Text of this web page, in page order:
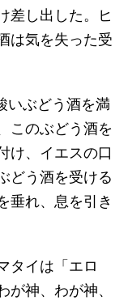
差し出した。ヒ
は気を失った受
いぶどう酒を満
このぶどう酒を
け、イエスの口
どう酒を受ける
垂れ、息を引き
タイは「エロ
が神、わが神、